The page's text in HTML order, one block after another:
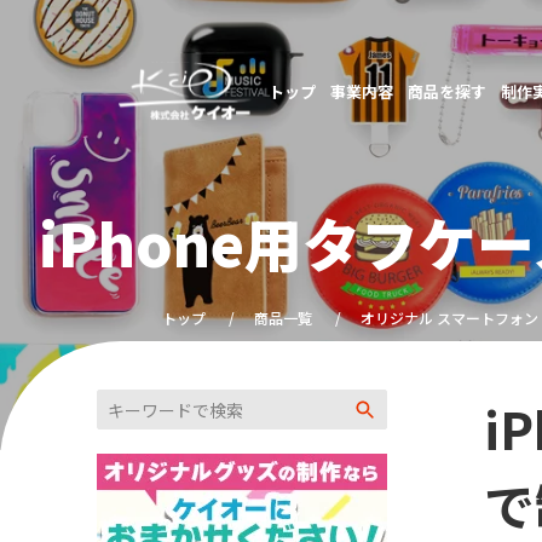
トップ 事業内容 商品を探す 制作
iPhone用タフケ
トップ 商品一覧 オリジナル スマートフォ